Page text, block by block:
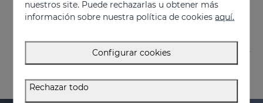
10.95 € 22.95 €
nuestros site. Puede rechazarlas u obtener más
información sobre nuestra política de cookiesaquí.
Configurar cookies
Rechazar todo